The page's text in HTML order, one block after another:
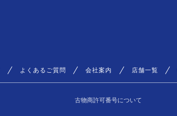
よくあるご質問 会社案内 店舗一覧
古物商許可番号について